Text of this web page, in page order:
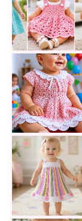
Los 18
Cómo tejer
Un vestido